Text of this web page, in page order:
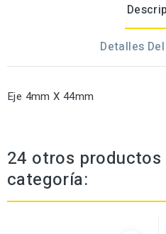
Detalles
Eje 4mm X 44mm
24 otros productos
categoría: